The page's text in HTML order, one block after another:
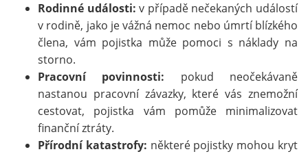
Rodinné události: v případě nečekaných událostí
v rodině, jako je vážná nemoc nebo úmrtí blízkého
člena, vám pojistka může pomoci s náklady na
storno.
Pracovní povinnosti: pokud neočekávaně
nastanou pracovní závazky, které vás znemožní
cestovat, pojistka vám pomůže minimalizovat
finanční ztráty.
Přírodní katastrofy: některé pojistky mohou kryt